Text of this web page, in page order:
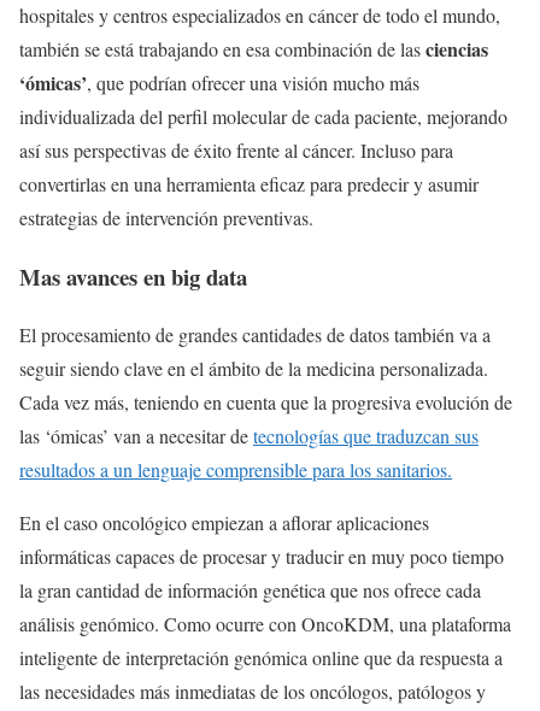
hospitales y centros especializados en cáncer de todo el mundo,
también se está trabajando en esa combinación de lasciencias
‘ómicas’, que podrían ofrecer una visión mucho más
individualizada del perfil molecular de cada paciente, mejorando
así sus perspectivas de éxito frente al cáncer. Incluso para
convertirlas en una herramienta eficaz para predecir y asumir
estrategias de intervención preventivas.
Mas avances en big data
El procesamiento de grandes cantidades de datos también va a
seguir siendo clave en el ámbito de la medicina personalizada.
Cada vez más, teniendo en cuenta que la progresiva evolución de
las ‘ómicas’ van a necesitar detecnologías que traduzcan sus
resultados a un lenguaje comprensible para los sanitarios.
En el caso oncológico empiezan a aflorar aplicaciones
informáticas capaces de procesar y traducir en muy poco tiempo
la gran cantidad de información genética que nos ofrece cada
análisis genómico. Como ocurre con OncoKDM, una plataforma
inteligente de interpretación genómica online que da respuesta a
las necesidades más inmediatas de los oncólogos, patólogos y